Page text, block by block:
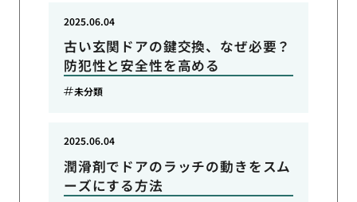
古い玄関ドアの鍵交換、なぜ必要？
防犯性と安全性を高める
2025.06.04
未分類
潤滑剤でドアのラッチの動きをスム
ーズにする方法
2025.06.04